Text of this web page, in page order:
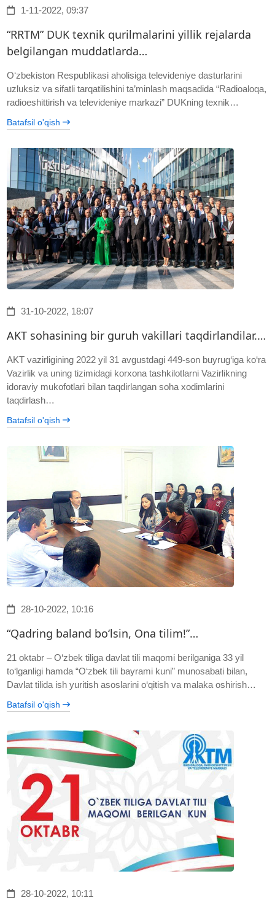
1-11-2022, 09:37
“RRTM” DUK texnik qurilmalarini yillik rejalarda
belgilangan muddatlarda…
Oʻzbekiston Respublikasi aholisiga televideniye dasturlarini
uzluksiz va sifatli tarqatilishini ta’minlash maqsadida “Radioaloqa,
radioeshittirish va televideniye markazi” DUKning texnik…
Batafsil o'qish
31-10-2022, 18:07
AKT sohasining bir guruh vakillari taqdirlandilar.…
AKT vazirligining 2022 yil 31 avgustdagi 449-son buyrug‘iga ko‘ra
Vazirlik va uning tizimidagi korxona tashkilotlarni Vazirlikning
idoraviy mukofotlari bilan taqdirlangan soha xodimlarini
taqdirlash…
Batafsil o'qish
28-10-2022, 10:16
“Qadring baland bo‘lsin, Ona tilim!”…
21 oktabr – O‘zbek tiliga davlat tili maqomi berilganiga 33 yil
to‘lganligi hamda “O‘zbek tili bayrami kuni” munosabati bilan,
Davlat tilida ish yuritish asoslarini o‘qitish va malaka oshirish…
Batafsil o'qish
28-10-2022, 10:11